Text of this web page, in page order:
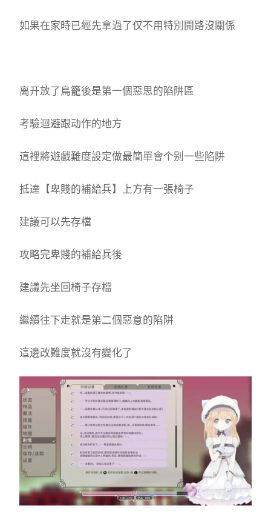
如果在家時已經先拿過了仅不用特別開路沒關係
离开放了鳥籠後是第一個惡思的陷阱區
考驗迴避跟动作的地方
這裡將遊戲難度設定做最簡單會个别一些陷阱
抵達【卑賤的補給兵】上方有一張椅子
建議可以先存檔
攻略完卑賤的補給兵後
建議先坐回椅子存檔
繼續往下走就是第二個惡意的陷阱
這邊改難度就沒有變化了